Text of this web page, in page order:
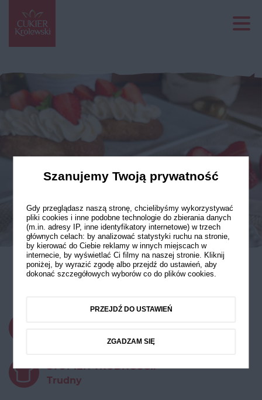
STOPIEŃ TRUDNOŚCI:
Trudny
Szanujemy Twoją prywatność
Gdy przeglądasz naszą stronę, chcielibyśmy wykorzystywać
pliki cookies i inne podobne technologie do zbierania danych
(m.in. adresy IP, inne identyfikatory internetowe) w trzech
głównych celach: by analizować statystyki ruchu na stronie,
by kierować do Ciebie reklamy w innych miejscach w
internecie, by wyświetlać Ci filmy na naszej stronie. Kliknij
poniżej, by wyrazić zgodę albo przejdź do ustawień, aby
dokonać szczegółowych wyborów co do plików cookies.
PRZEJDŹ DO USTAWIEŃ
ZGADZAM SIĘ